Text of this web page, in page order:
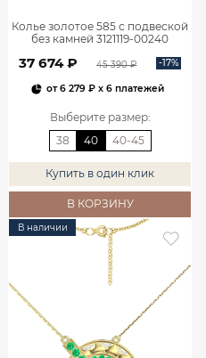
Колье золотое 585 с подвеской
без камней 3121119-00240
37 674 ₽ 45 390 ₽ -17%
от6 279 ₽ x 6 платежей
Выберите размер:
38
40 40-45
Купить в один клик
В КОРЗИНУ
В наличии